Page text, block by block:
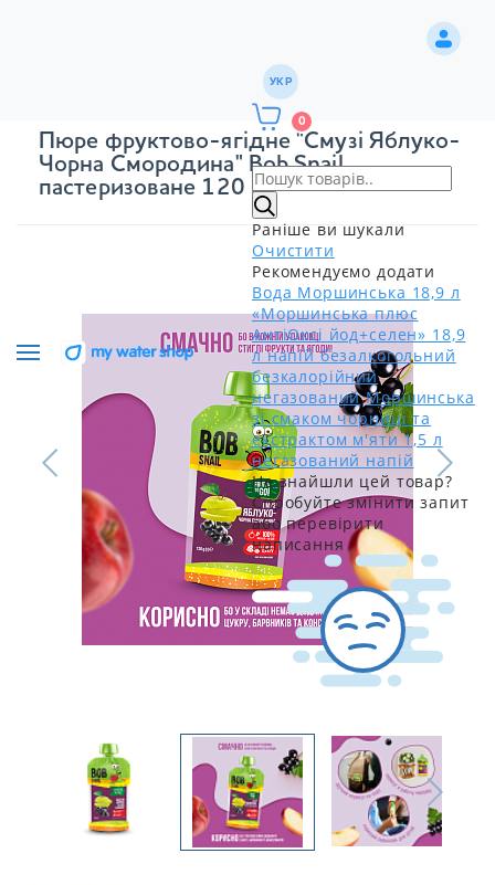
УКР
0
Раніше ви шукали
Очистити
Рекомендуємо додати
Вода Моршинська 18,9 л
«Моршинська плюс
АнтіОксі йод+селен» 18,9
л напій безалкогольний
безкалорійний
негазований Моршинська
зі смаком чорниці та
екстрактом м'яти 1,5 л
негазований напій
Не знайшли цей товар?
Спробуйте змінити запит
або перевірити
написання
Пюре фруктово-ягідне "Смузі Яблуко-
Чорна Смородина" Bоb Snail
пастеризоване 120 г